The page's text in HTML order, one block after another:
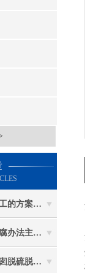
烟囱脱硫脱硝防腐可施工的方案都有哪些？
高空防腐公司采取的防腐办法主要有哪些？
高空防腐公司指导：烟囱脱硫脱硝防腐施工要注意些什么？